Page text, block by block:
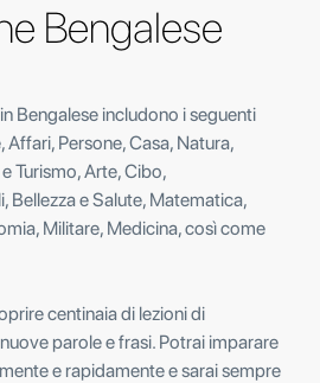
Bengalese
Bengalese includono i seguenti
Persone, Casa, Natura,
Turismo, Arte, Cibo,
Bellezza e Salute, Matematica,
Militare, Medicina, così come
centinaia di lezioni di
parole e frasi. Potrai imparare
e rapidamente e sarai sempre